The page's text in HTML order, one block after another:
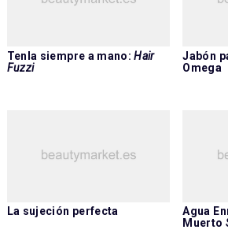
Tenla siempre a mano:Hair
Fuzzi
Jabón
Omega
La sujeción perfecta
Agua
Muerto